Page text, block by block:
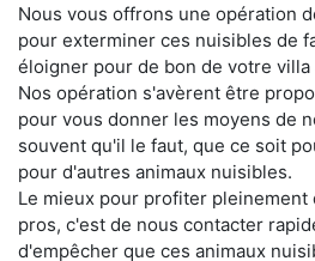
Nous vous offrons une opération
pour exterminer ces nuisibles de
éloigner pour de bon de votre
Nos opération s'avèrent être
pour vous donner les moyens de
souvent qu'il le faut, que ce soit
pour d'autres animaux nuisibles.
Le mieux pour profiter pleinement
pros, c'est de nous contacter
d'empêcher que ces animaux